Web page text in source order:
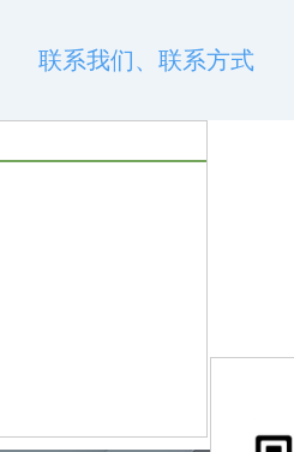
联系我们、联系方式